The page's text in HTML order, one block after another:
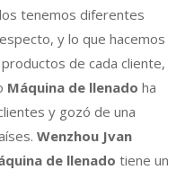
tenemos diferentes
y lo que hacemos
de cada cliente,
Máquina de llenado ha
y gozó de una
Wenzhou Jvan
de llenado tiene un